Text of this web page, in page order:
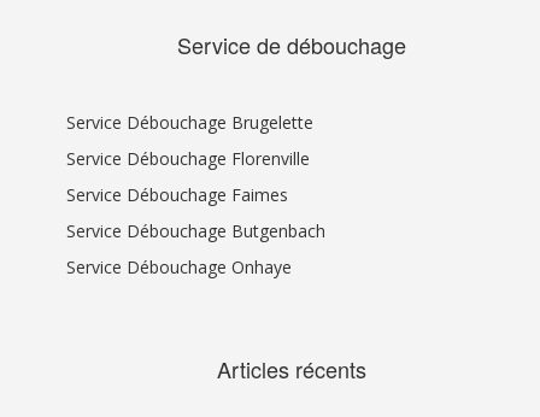
Service de débouchage
Service Débouchage Brugelette
Service Débouchage Florenville
Service Débouchage Faimes
Service Débouchage Butgenbach
Service Débouchage Onhaye
Articles récents